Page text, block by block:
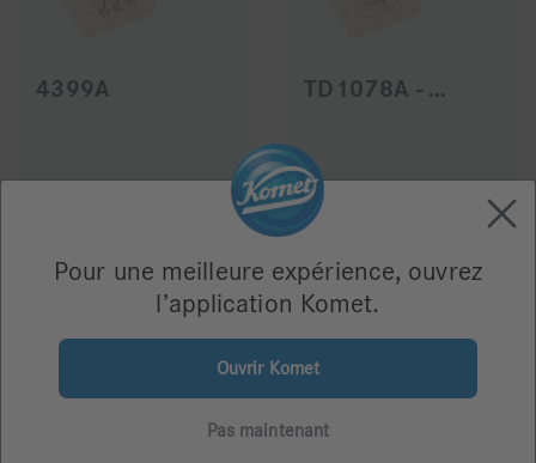
4399A TD1078A - Coffret
272,62 €
Pour une meilleure expérience, ouvrez
l’application Komet.
Ouvrir Komet
Pas maintenant